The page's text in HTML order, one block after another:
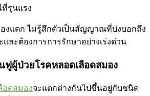
รุนแรง
องแตก ไม่รู้สึกตัวเป็นสัญญาณที่บ่งบอกถึง
ละต้องการการรักษาอย่างเร่งด่วน
ฟูผู้ป่วยโรคหลอดเลือดสมอง
อดสมองจะแตกต่างกันไปขึ้นอยู่กับชนิด